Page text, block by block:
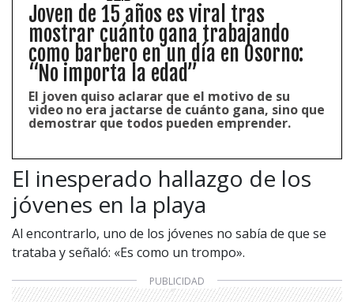
Joven de 15 años es viral tras
mostrar cuánto gana trabajando
como barbero en un día en Osorno:
“No importa la edad”
El joven quiso aclarar que el motivo de su
video no era jactarse de cuánto gana, sino que
demostrar que todos pueden emprender.
El inesperado hallazgo de los
jóvenes en la playa
Al encontrarlo, uno de los jóvenes no sabía de que se
trataba y señaló: «Es como un trompo».